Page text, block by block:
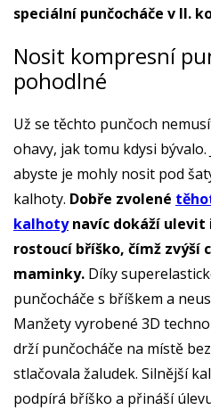
speciální punčocháče v II.
Nosit kompresní
pohodlné
Už se těchto punčoch
ohavy, jak tomu kdysi
abyste je mohly nosit pod
kalhoty. Dobře zvolené
kalhotynavíc dokáží ulevit
rostoucí bříško, čímž
maminky. Díky
punčocháče s bříškem a
Manžety vyrobené 3D
drží punčocháče na místě
stlačovala žaludek. Silnější
podpírá bříško a přináší